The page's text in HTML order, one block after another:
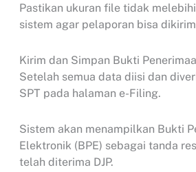
Pastikan ukuran file tidak
sistem agar pelaporan bisa
Kirim dan Simpan Bukti
Setelah semua data diisi dan
SPT pada halaman e-Filing.
Sistem akan menampilkan Bukti
Elektronik (BPE) sebagai tanda
telah diterima DJP.